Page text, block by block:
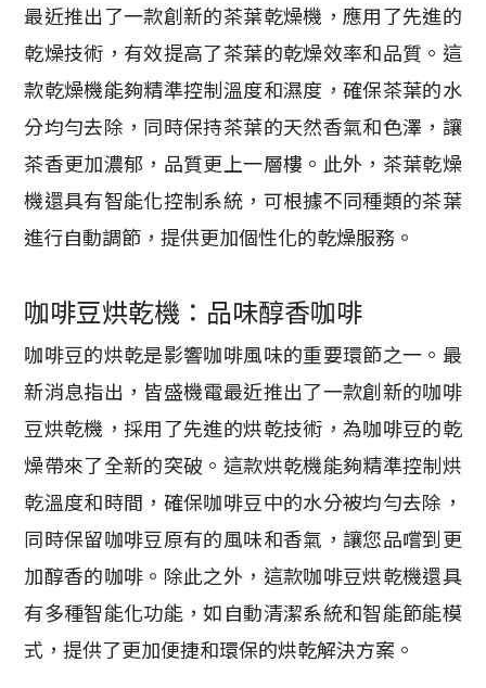
最近推出了一款創新的茶葉乾燥機，應用了先進的
乾燥技術，有效提高了茶葉的乾燥效率和品質。這
款乾燥機能夠精準控制溫度和濕度，確保茶葉的水
分均勻去除，同時保持茶葉的天然香氣和色澤，讓
茶香更加濃郁，品質更上一層樓。此外，茶葉乾燥
機還具有智能化控制系統，可根據不同種類的茶葉
進行自動調節，提供更加個性化的乾燥服務。
咖啡豆烘乾機：品味醇香咖啡
咖啡豆的烘乾是影響咖啡風味的重要環節之一。最
新消息指出，皆盛機電最近推出了一款創新的咖啡
豆烘乾機，採用了先進的烘乾技術，為咖啡豆的乾
燥帶來了全新的突破。這款烘乾機能夠精準控制烘
乾溫度和時間，確保咖啡豆中的水分被均勻去除，
同時保留咖啡豆原有的風味和香氣，讓您品嚐到更
加醇香的咖啡。除此之外，這款咖啡豆烘乾機還具
有多種智能化功能，如自動清潔系統和智能節能模
式，提供了更加便捷和環保的烘乾解決方案。